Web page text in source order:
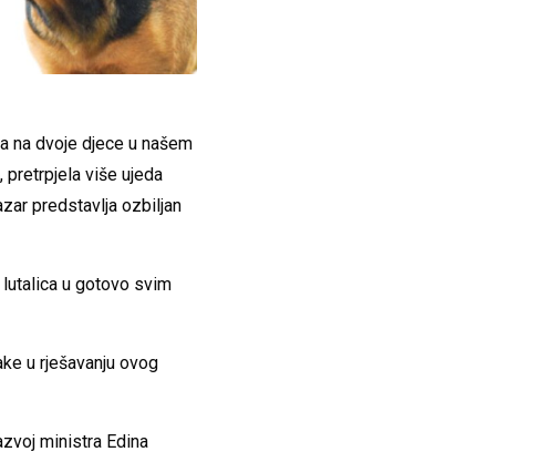
na dvoje djece u našem
pretrpjela više ujeda
predstavlja ozbiljan
u gotovo svim
u rješavanju ovog
ministra Edina